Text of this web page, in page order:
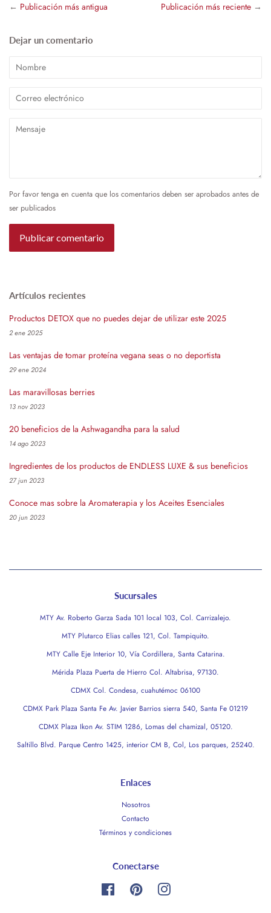
← Publicación más antigua Publicación más reciente →
Dejar un comentario
Nombre
Correo
Mensaje
Por favor tenga en cuenta que los comentarios deben ser aprobados antes de
ser publicados
Artículos recientes
Productos DETOX que no puedes dejar de utilizar este 2025
2 ene 2025
Las ventajas de tomar proteína vegana seas o no deportista
29 ene 2024
Las maravillosas berries
13 nov 2023
20 beneficios de la Ashwagandha para la salud
14 ago 2023
Ingredientes de los productos de ENDLESS LUXE & sus beneficios
27 jun 2023
Conoce mas sobre la Aromaterapia y los Aceites Esenciales
20 jun 2023
Sucursales
MTY Av. Roberto Garza Sada 101 local 103, Col. Carrizalejo.
MTY Plutarco Elias calles 121, Col. Tampiquito.
MTY Calle Eje Interior 10, Vía Cordillera, Santa Catarina.
Mérida Plaza Puerta de Hierro Col. Altabrisa, 97130.
CDMX Col. Condesa, cuahutémoc 06100
CDMX Park Plaza Santa Fe Av. Javier Barrios sierra 540, Santa Fe 01219
CDMX Plaza Ikon Av. STIM 1286, Lomas del chamizal, 05120.
Saltillo Blvd. Parque Centro 1425, interior CM B, Col, Los parques, 25240.
Enlaces
Nosotros
Contacto
Términos y condiciones
Conectarse
FacebookPinterestInstagram